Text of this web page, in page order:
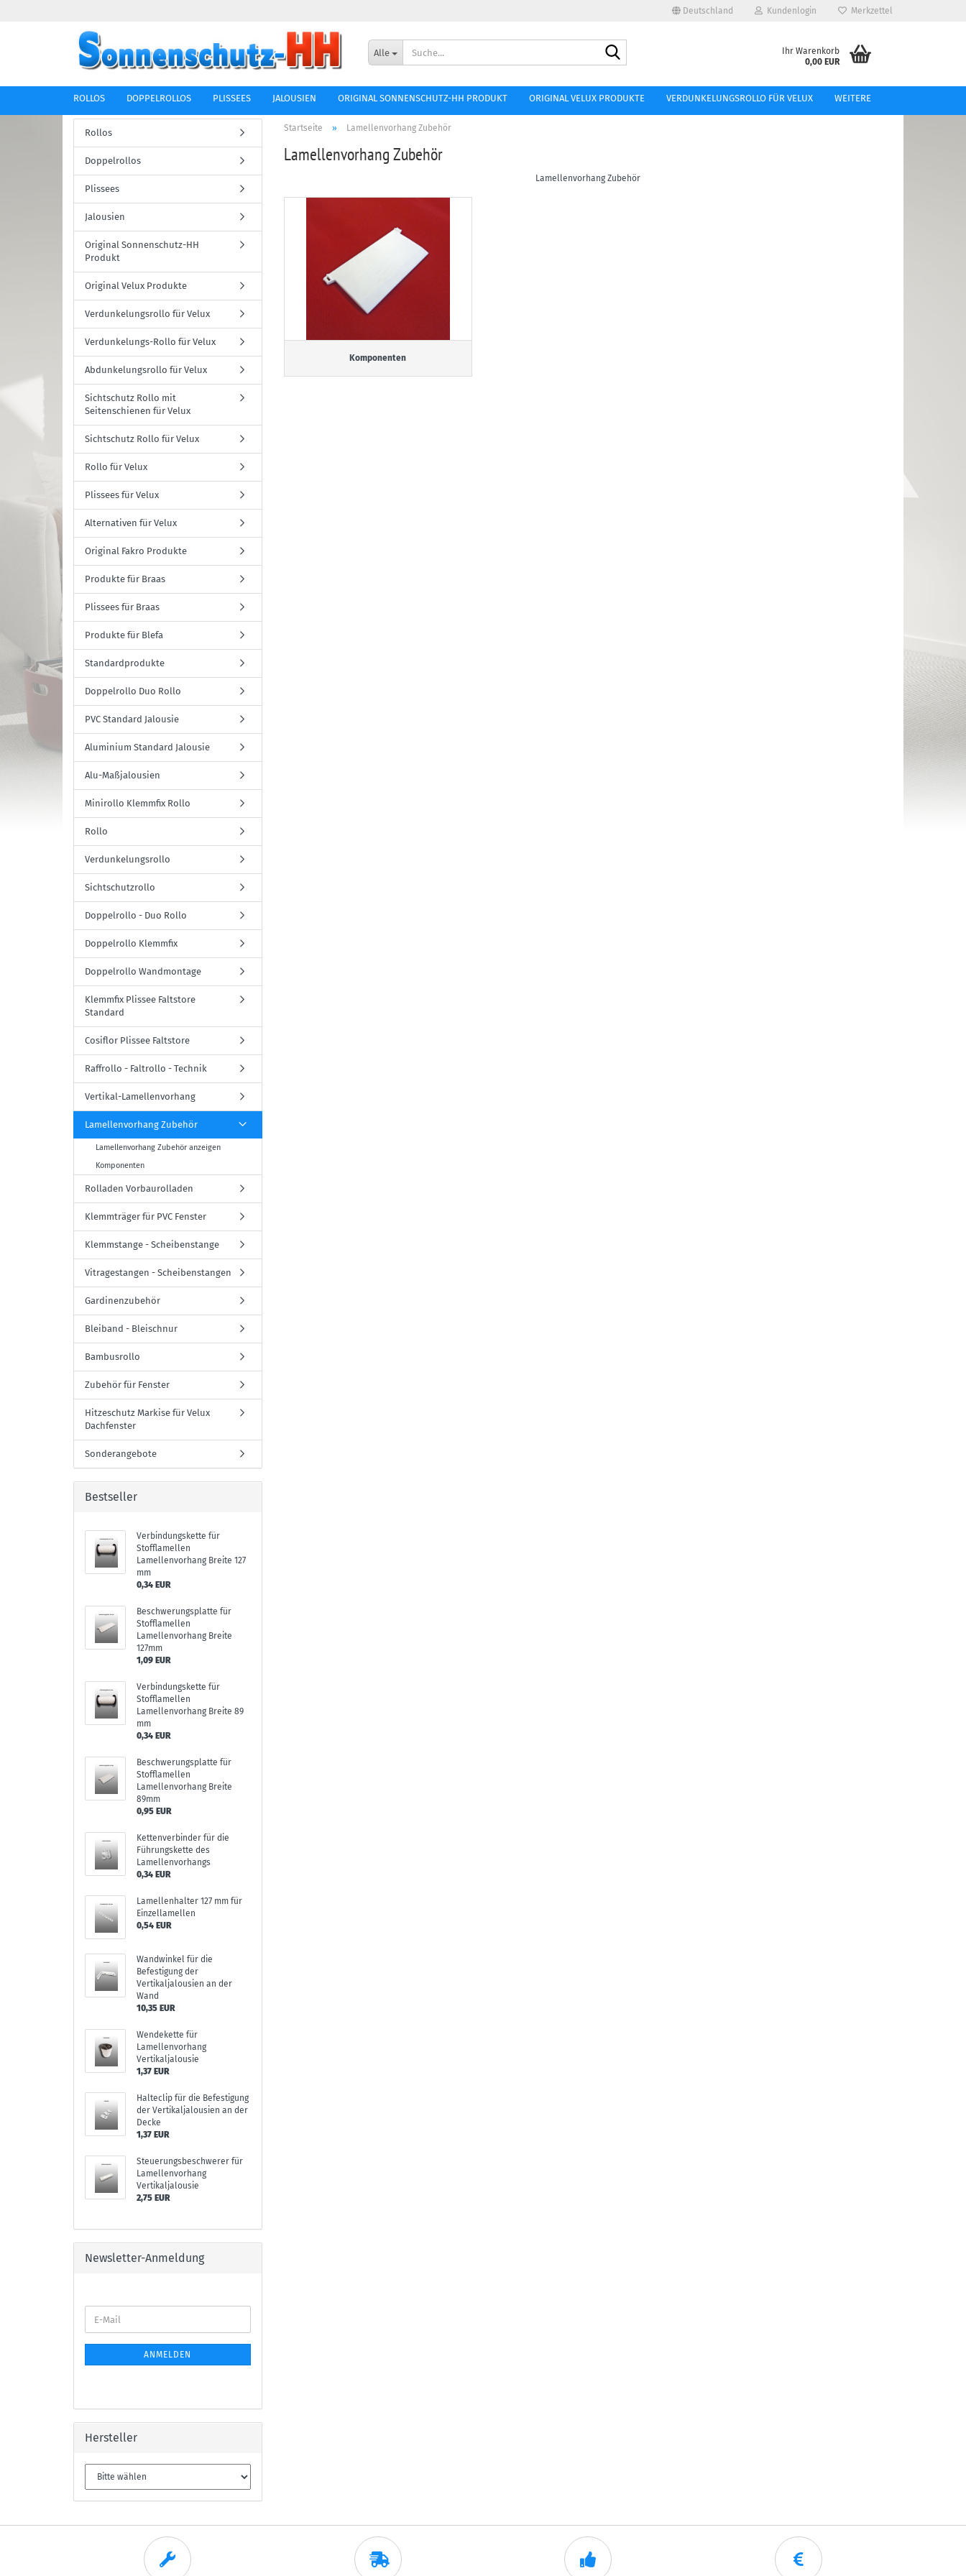
Deutschland
Lieferland
Kundenlogin
E-Mail
Merkzettel
Alle
Ihr Warenkorb
0,00 EUR
ROLLOS DOPPELROLLOS PLISSEES JALOUSIEN ORIGINAL SONNENSCHUTZ-HH PRODUKT ORIGINAL VELUX PRODUKTE VERDUNKELUNGSROLLO FÜR VELUX WEITERE
Startseite » Lamellenvorhang Zubehör
Lamellenvorhang Zubehör
Lamellenvorhang Zubehör
Komponenten
Rollos
Doppelrollos
Plissees
Jalousien
Original Sonnenschutz-HH
Produkt
Original Velux Produkte
Verdunkelungsrollo für Velux
Verdunkelungs-Rollo für Velux
Abdunkelungsrollo für Velux
Sichtschutz Rollo mit
Seitenschienen für Velux
Sichtschutz Rollo für Velux
Rollo für Velux
Plissees für Velux
Alternativen für Velux
Original Fakro Produkte
Produkte für Braas
Plissees für Braas
Produkte für Blefa
Standardprodukte
Doppelrollo Duo Rollo
PVC Standard Jalousie
Aluminium Standard Jalousie
Alu-Maßjalousien
Minirollo Klemmfix Rollo
Rollo
Verdunkelungsrollo
Sichtschutzrollo
Doppelrollo - Duo Rollo
Doppelrollo Klemmfix
Doppelrollo Wandmontage
Klemmfix Plissee Faltstore
Standard
Cosiflor Plissee Faltstore
Raffrollo - Faltrollo - Technik
Vertikal-Lamellenvorhang
Lamellenvorhang Zubehör
Lamellenvorhang Zubehör anzeigen
Komponenten
Rolladen Vorbaurolladen
Klemmträger für PVC Fenster
Klemmstange - Scheibenstange
Vitragestangen - Scheibenstangen
Gardinenzubehör
Bleiband - Bleischnur
Bambusrollo
Zubehör für Fenster
Hitzeschutz Markise für Velux
Dachfenster
Sonderangebote
Bestseller
Verbindungskette für
Stofflamellen
Lamellenvorhang Breite 127
mm
0,34 EUR
Beschwerungsplatte für
Stofflamellen
Lamellenvorhang Breite
127mm
1,09 EUR
Verbindungskette für
Stofflamellen
Lamellenvorhang Breite 89
mm
0,34 EUR
Beschwerungsplatte für
Stofflamellen
Lamellenvorhang Breite
89mm
0,95 EUR
Kettenverbinder für die
Führungskette des
Lamellenvorhangs
0,34 EUR
Lamellenhalter 127 mm für
Einzellamellen
0,54 EUR
Wandwinkel für die
Befestigung der
Vertikaljalousien an der
Wand
10,35 EUR
Wendekette für
Lamellenvorhang
Vertikaljalousie
1,37 EUR
Halteclip für die Befestigung
der Vertikaljalousien an der
Decke
1,37 EUR
Steuerungsbeschwerer für
Lamellenvorhang
Vertikaljalousie
2,75 EUR
Newsletter-Anmeldung
E-
Mail
ANMELDEN
Hersteller